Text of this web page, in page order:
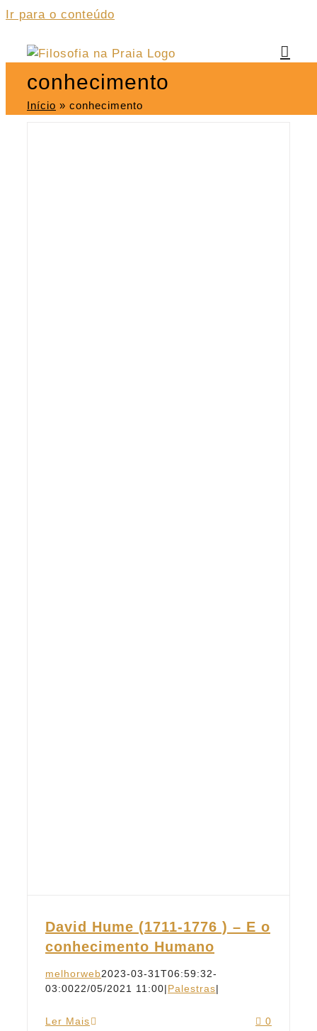
Ir para o conteúdo
conhecimento
Início » conhecimento
David Hume (1711-1776 ) – E o
conhecimento Humano
melhorweb2023-03-31T06:59:32-
03:0022/05/2021 11:00|Palestras|
Ler Mais 0